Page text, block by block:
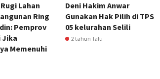
Lahan
Ring
Pemprov
Jika
Memenuhi
Deni Hakim Anwar
Gunakan Hak Pilih di TPS
05 kelurahan Selili
2 tahun lalu